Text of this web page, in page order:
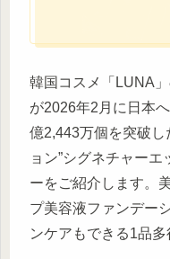
韓国コスメ「LUNA」
が2026年2月に日本
億2,443万個を突破し
ョン”シグネチャー
ーをご紹介します。
プ美容液ファンデー
ンケアもできる1品多